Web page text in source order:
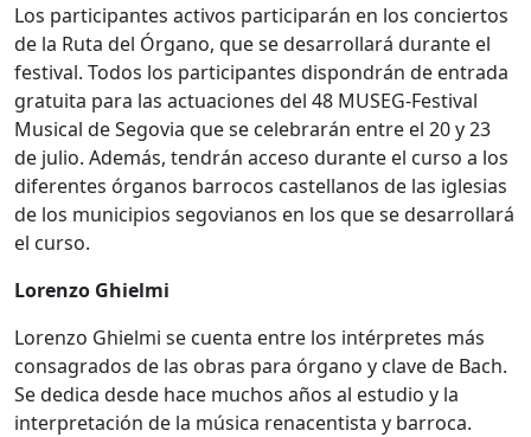
Los participantes activos participarán en los conciertos
de la Ruta del Órgano, que se desarrollará durante el
festival. Todos los participantes dispondrán de entrada
gratuita para las actuaciones del 48 MUSEG-Festival
Musical de Segovia que se celebrarán entre el 20 y 23
de julio. Además, tendrán acceso durante el curso a los
diferentes órganos barrocos castellanos de las iglesias
de los municipios segovianos en los que se desarrollará
el curso.
Lorenzo Ghielmi
Lorenzo Ghielmi se cuenta entre los intérpretes más
consagrados de las obras para órgano y clave de Bach.
Se dedica desde hace muchos años al estudio y la
interpretación de la música renacentista y barroca.